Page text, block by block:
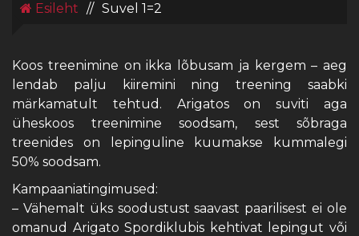
Esileht // Suvel 1=2
Koos treenimine on ikka lõbusam ja kergem – aeg
lendab palju kiiremini ning treening saabki
märkamatult tehtud. Arigatos on suviti aga
üheskoos treenimine soodsam, sest sõbraga
treenides on lepinguline kuumakse kummalegi
50% soodsam.
Kampaaniatingimused:
– Vähemalt üks soodustust saavast paarilisest ei ole
omanud Arigato Spordiklubis kehtivat lepingut või